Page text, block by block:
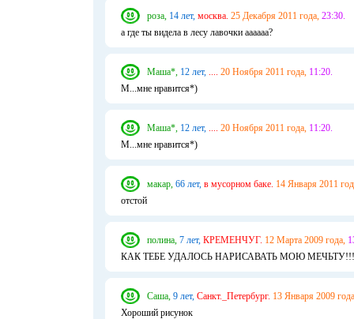
роза, 14 лет, москва. 25 Декабря 2011 года, 23:30.
а где ты видела в лесу лавочки аааааа?
Маша*, 12 лет, .... 20 Ноября 2011 года, 11:20.
М...мне нравится*)
Маша*, 12 лет, .... 20 Ноября 2011 года, 11:20.
М...мне нравится*)
макар, 66 лет, в мусорном баке. 14 Января 2011
отстой
полина, 7 лет, КРЕМЕНЧУГ. 12 Марта 2009 года,
КАК ТЕБЕ УДАЛОСЬ НАРИСАВАТЬ МОЮ
Саша, 9 лет, Санкт._Петербург. 13 Января 2009
Хороший рисунок